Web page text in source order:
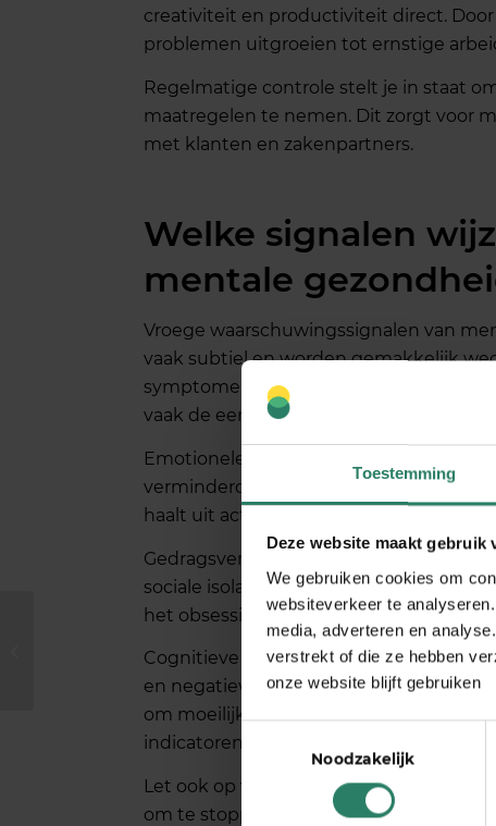
Toestemming
Deze website maakt gebruik
We gebruiken cookies om
websiteverkeer te
media, adverteren en
verstrekt of die ze hebben
onze website blijft gebruiken
Noodzakelijk
creativiteit en productiviteit direct.
problemen uitgroeien tot ernstige
Regelmatige controle stelt je in staat
maatregelen te nemen. Dit zorgt voor
met klanten en zakenpartners.
Welke signalen
mentale
Vroege waarschuwingssignalen van
vaak subtiel en worden gemakkelijk
symptomen zoals hoofdpijn,
vaak de eerste tekenen.
Emotionele signalen omvatten
verminderde motivatie en cynisme
haalt uit activiteiten die je eerder
Gedragsveranderingen zijn vaak het
sociale isolatie, verhoogd alcohol- of
het obsessief controleren van e-mails
Cognitieve symptomen zoals
en negatieve denkpatronen
om moeilijk inslapen door piekeren of
indicatoren van mentale spanning.
Let ook op veranderingen in je
om te stoppen met werken, of juist het
Wat zijn de beste
gezond ondernemen